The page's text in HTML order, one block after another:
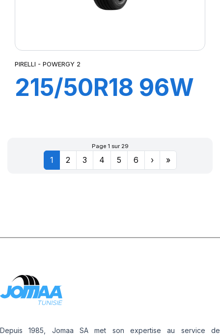
PIRELLI - POWERGY 2
215/50R18 96W
Page 1 sur 29
1 2 3 4 5 6 › »
Depuis 1985, Jomaa SA met son expertise au service de